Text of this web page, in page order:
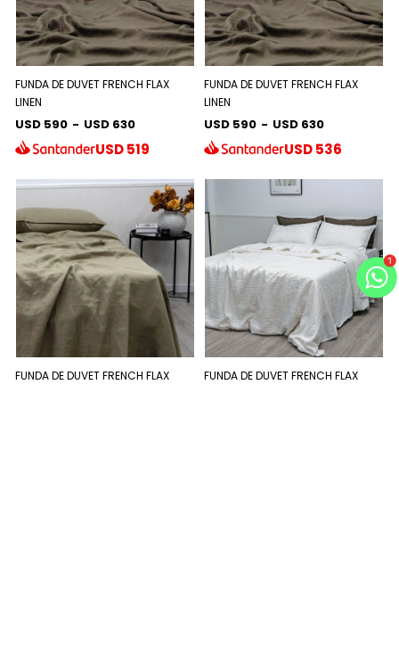
FUNDA DE DUVET FRENCH FLAX
LINEN
USD 590 - USD 630
USD519
FUNDA DE DUVET FRENCH FLAX
LINEN
USD 590 - USD 630
USD536
FUNDA DE DUVET FRENCH FLAX
FUNDA DE DUVET FRENCH FLAX